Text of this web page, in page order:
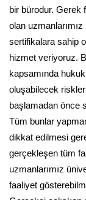
bir bürodur. Gerek
olan
sertifikalara sahip
hizmet veriyoruz.
kapsamında
oluşabilecek
başlamadan önce
Tüm bunlar
dikkat edilmesi
gerçekleşen tüm
uzmanlarımız
faaliyet